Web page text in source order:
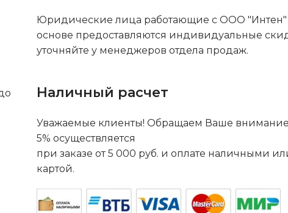
Юридические лица работающие с ООО "Интен"
основе предоставляются индивидуальные
уточняйте у менеджеров отдела продаж.
Наличный расчет
Уважаемые клиенты! Обращаем Ваше внимание
5% осуществляется
при заказе от 5 000 руб. и оплате наличными
картой.